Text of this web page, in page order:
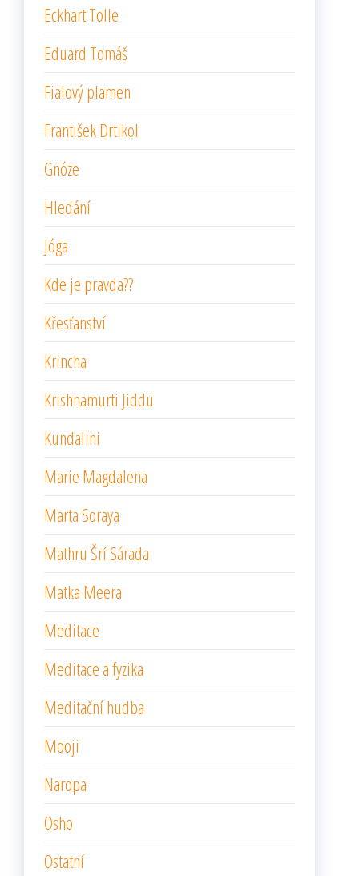
Eckhart Tolle
Eduard Tomáš
Fialový plamen
František Drtikol
Gnóze
Hledání
Jóga
Kde je pravda??
Křesťanství
Krincha
Krishnamurti Jiddu
Kundalini
Marie Magdalena
Marta Soraya
Mathru Šrí Sárada
Matka Meera
Meditace
Meditace a fyzika
Meditační hudba
Mooji
Naropa
Osho
Ostatní